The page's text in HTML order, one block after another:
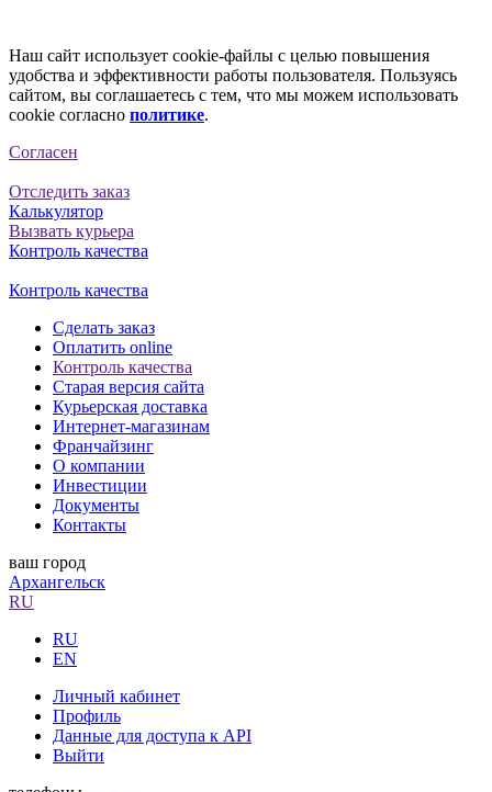
Наш сайт использует cookie-файлы с целью повышения
удобства и эффективности работы пользователя. Пользуясь
сайтом, вы соглашаетесь с тем, что мы можем использовать
cookie согласно политике.
Согласен
Отследить заказ
Калькулятор
Вызвать курьера
Контроль качества
Контроль качества
Сделать заказ
Оплатить online
Контроль качества
Старая версия сайта
Курьерская доставка
Интернет-магазинам
Франчайзинг
О компании
Инвестиции
Документы
Контакты
ваш город
Архангельск
RU
RU
EN
Личный кабинет
Профиль
Данные для доступа к API
Выйти